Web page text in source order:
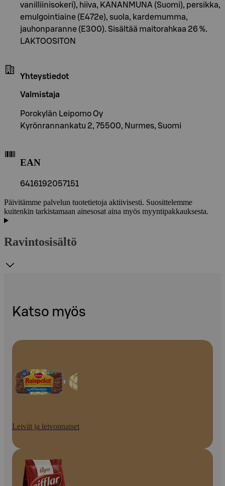
vanilliinisokeri), hiiva, KANANMUNA (Suomi), persikka,
emulgointiaine (E472e), suola, kardemumma,
jauhonparanne (E300). Sisältää maitorahkaa 26 %.
LAKTOOSITON
Yhteystiedot
Valmistaja
Porokylän Leipomo Oy
Kyrönrannankatu 2, 75500, Nurmes, Suomi
EAN
6416192057151
Päivitämme palvelun tuotetietoja aktiivisesti. Suosittelemme
kuitenkin tarkistamaan ainesosat aina myös myyntipakkauksesta.
Ravintosisältö
Katso myös
Leivät ja leivonnaiset